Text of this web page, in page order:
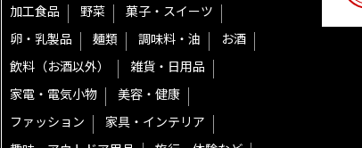
加工食品
野菜
菓子・スイーツ
卵・乳製品
麺類 調味料・油
お酒
飲料（お酒以外）
雑貨・日用品
家電・電気小物
美容・健康
ファッション
家具・インテリア